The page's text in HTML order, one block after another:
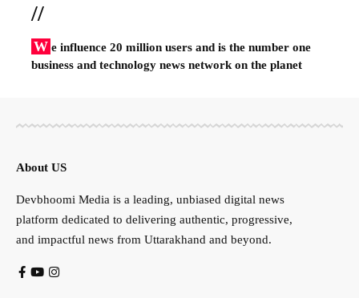
//
W e influence 20 million users and is the number one
business and technology news network on the planet
About US
Devbhoomi Media is a leading, unbiased digital news
platform dedicated to delivering authentic, progressive,
and impactful news from Uttarakhand and beyond.